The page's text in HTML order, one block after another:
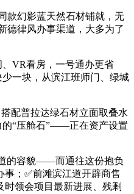
款幻影蓝天然石材铺就，无
德律风办事渠道，大多为了
VR看房，一号通办更省
一块，从滨江班师门、绿城
配普拉达绿石材立面取叠水
的“压舱石”——正在资产设置
的容貌——而通往这份抱负
；✅前滩滨江道开辟商售
领会项目最新进展、残剩